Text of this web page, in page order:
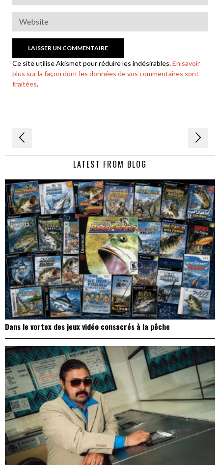
Ce site utilise Akismet pour réduire les indésirables.En savoir
plus sur la façon dont les données de vos commentaires sont
traitées.
Navigation
de LATEST FROM BLOG
Dans le vortex des jeux vidéo consacrés à la pêche